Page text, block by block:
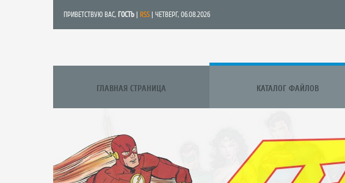
ПРИВЕТСТВУЮ ВАС, ГОСТЬ RSS | ЧЕТВЕРГ, 06.08.2026
ГЛАВНАЯ СТРАНИЦА КАТАЛОГ ФАЙЛОВ